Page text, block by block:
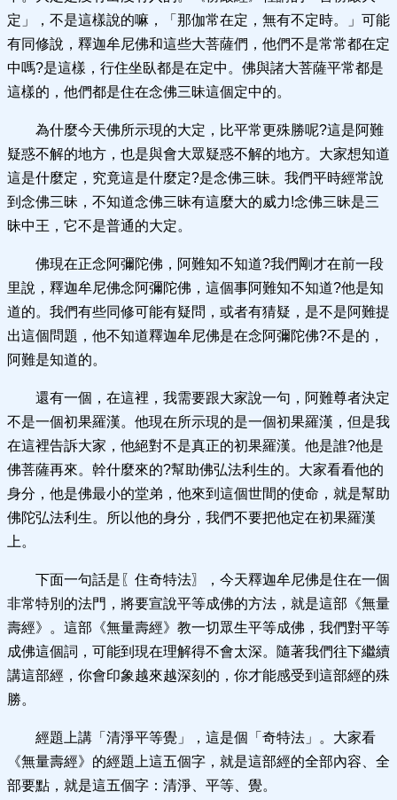
定」，不是這樣說的嘛，「那伽常在定，無有不定時。」可能
有同修說，釋迦牟尼佛和這些大菩薩們，他們不是常常都在定
中嗎?是這樣，行住坐臥都是在定中。佛與諸大菩薩平常都是
這樣的，他們都是住在念佛三昧這個定中的。
為什麼今天佛所示現的大定，比平常更殊勝呢?這是阿難
疑惑不解的地方，也是與會大眾疑惑不解的地方。大家想知道
這是什麼定，究竟這是什麼定?是念佛三昧。我們平時經常說
到念佛三昧，不知道念佛三昧有這麼大的威力!念佛三昧是三
昧中王，它不是普通的大定。
佛現在正念阿彌陀佛，阿難知不知道?我們剛才在前一段
里說，釋迦牟尼佛念阿彌陀佛，這個事阿難知不知道?他是知
道的。我們有些同修可能有疑問，或者有猜疑，是不是阿難提
出這個問題，他不知道釋迦牟尼佛是在念阿彌陀佛?不是的，
阿難是知道的。
還有一個，在這裡，我需要跟大家說一句，阿難尊者決定
不是一個初果羅漢。他現在所示現的是一個初果羅漢，但是我
在這裡告訴大家，他絕對不是真正的初果羅漢。他是誰?他是
佛菩薩再來。幹什麼來的?幫助佛弘法利生的。大家看看他的
身分，他是佛最小的堂弟，他來到這個世間的使命，就是幫助
佛陀弘法利生。所以他的身分，我們不要把他定在初果羅漢
上。
下面一句話是〖住奇特法〗，今天釋迦牟尼佛是住在一個
非常特別的法門，將要宣說平等成佛的方法，就是這部《無量
壽經》。這部《無量壽經》教一切眾生平等成佛，我們對平等
成佛這個詞，可能到現在理解得不會太深。隨著我們往下繼續
講這部經，你會印象越來越深刻的，你才能感受到這部經的殊
勝。
經題上講「清淨平等覺」，這是個「奇特法」。大家看
《無量壽經》的經題上這五個字，就是這部經的全部內容、全
部要點，就是這五個字：清淨、平等、覺。